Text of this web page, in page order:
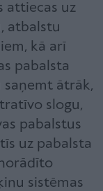
attiecas uz
atbalstu
kā arī
pabalsta
saņemt ātrāk,
slogu,
pabalstus
uz pabalsta
sistēmas